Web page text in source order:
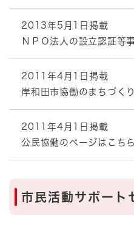
2013年5月1日掲載
ＮＰＯ法人の設立認証等
2011年4月1日掲載
岸和田市協働のまちづく
2011年4月1日掲載
公民協働のページはこちら
市民活動サポート